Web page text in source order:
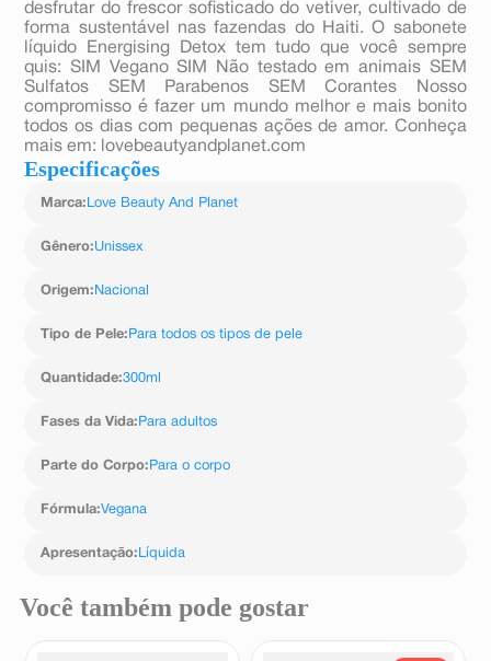
desfrutar do frescor sofisticado do vetiver, cultivado de
forma sustentável nas fazendas do Haiti. O sabonete
líquido Energising Detox tem tudo que você sempre
quis: SIM Vegano SIM Não testado em animais SEM
Sulfatos SEM Parabenos SEM Corantes Nosso
compromisso é fazer um mundo melhor e mais bonito
todos os dias com pequenas ações de amor. Conheça
mais em: lovebeautyandplanet.com
Especificações
Marca: Love Beauty And Planet
Gênero:Unissex
Origem: Nacional
Tipo de Pele: Para todos os tipos de pele
Quantidade:300ml
Fases da Vida: Para adultos
Parte do Corpo: Para o corpo
Fórmula:Vegana
Apresentação: Líquida
Você também pode gostar